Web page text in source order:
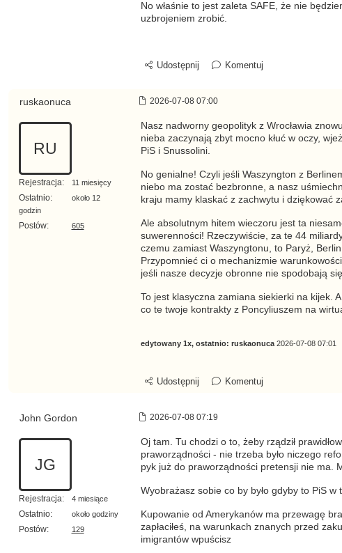
No właśnie to jest zaleta SAFE, że nie
uzbrojeniem zrobić.
Udostępnij Komentuj
ruskaonuca 2026-07-08 07:00
RU
Rejestracja: 11 miesięcy
Ostatnio:
około 12
godzin
Postów: 605
Nasz nadworny geopolityk z Wrocławia
nieba zaczynają zbyt mocno kłuć w oczy,
PiS i Snussolini.
No genialne! Czyli jeśli Waszyngton z
niebo ma zostać bezbronne, a nasz
kraju mamy klaskać z zachwytu i dziękować
Ale absolutnym hitem wieczoru jest ta
suwerenności! Rzeczywiście, za te 44
czemu zamiast Waszyngtonu, to Paryż,
Przypomnieć ci o mechanizmie
jeśli nasze decyzje obronne nie spodobają
To jest klasyczna zamiana siekierki na kijek.
co te twoje kontrakty z Poncyliuszem na
edytowany 1x, ostatnio: ruskaonuca 2026-07-08 07:01
Udostępnij Komentuj
John Gordon 2026-07-08 07:19
JG
Rejestracja: 4 miesiące
Ostatnio: około godziny
Postów: 129
Oj tam. Tu chodzi o to, żeby rządził
praworządności - nie trzeba było niczego
pyk już do praworządności pretensji nie ma.
Wyobrażasz sobie co by było gdyby to PiS
Kupowanie od Amerykanów ma przewagę
zapłaciłeś, na warunkach znanych przed
imigrantów wpuścisz